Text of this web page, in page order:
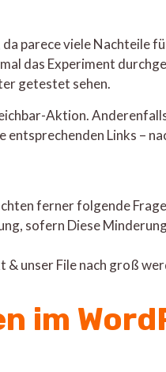
parece viele Nachteile
das Experiment
getestet sehen.
Aktion.
Links –
ferner folgende
sofern Diese
unser File nach groß
im